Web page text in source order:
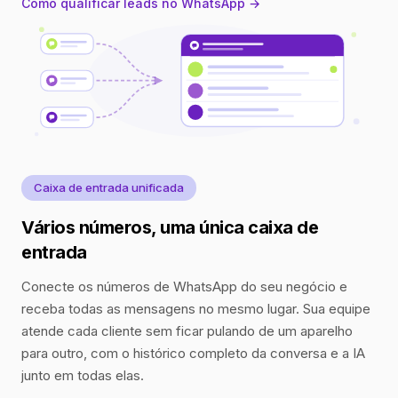
Como qualificar leads no WhatsApp →
Caixa de entrada unificada
Vários números, uma única caixa de
entrada
Conecte os números de WhatsApp do seu negócio e
receba todas as mensagens no mesmo lugar. Sua equipe
atende cada cliente sem ficar pulando de um aparelho
para outro, com o histórico completo da conversa e a IA
junto em todas elas.